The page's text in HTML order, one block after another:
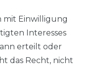
mit Einwilligung
Interesses
erteilt oder
das Recht, nicht